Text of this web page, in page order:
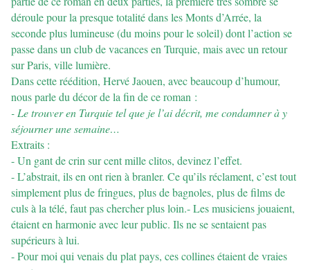
déroule pour la presque totalité dans les Monts d’Arrée, la
seconde plus lumineuse (du moins pour le soleil) dont l’action se
passe dans un club de vacances en Turquie, mais avec un retour
sur Paris, ville lumière.
Dans cette réédition, Hervé Jaouen, avec beaucoup d’humour,
nous parle du décor de la fin de ce roman :
- Le trouver en Turquie tel que je l’ai décrit, me condamner à y
séjourner une semaine…
Extraits :
- Un gant de crin sur cent mille clitos, devinez l’effet.
- L’abstrait, ils en ont rien à branler. Ce qu’ils réclament, c’est tout
simplement plus de fringues, plus de bagnoles, plus de films de
culs à la télé, faut pas chercher plus loin.- Les musiciens jouaient,
étaient en harmonie avec leur public. Ils ne se sentaient pas
supérieurs à lui.
- Pour moi qui venais du plat pays, ces collines étaient de vraies